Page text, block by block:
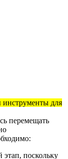
для
перемещать
поскольку